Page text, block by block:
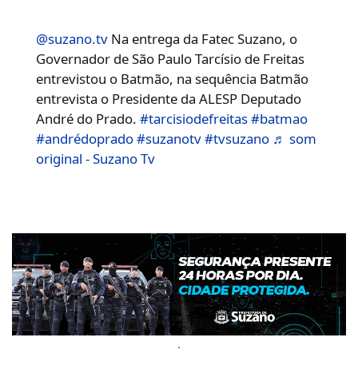
@suzano.tv Na entrega da Fatec Suzano, o
Governador de São Paulo Tarcísio de Freitas
entrevistou o Batmão, na sequência Batmão
entrevista o Presidente da ALESP Deputado
André do Prado.#tarcisiodefreitas#batmao
#andrédoprado#suzanotv#tvsuzano ♬ som
original - Suzano Tv
.